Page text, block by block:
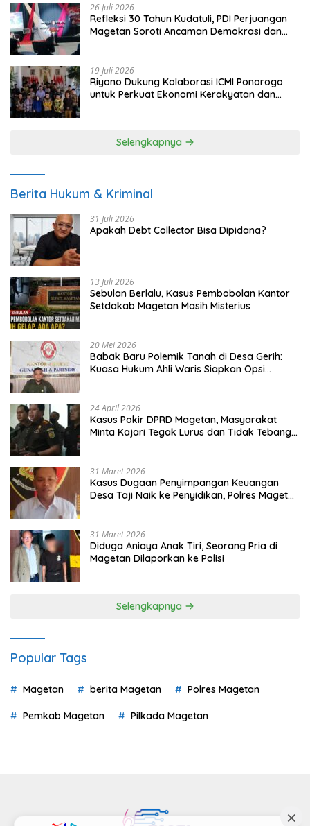
26 Juli 2026
Refleksi 30 Tahun Kudatuli, PDI Perjuangan
Magetan Soroti Ancaman Demokrasi dan
19 Juli 2026
Riyono Dukung Kolaborasi ICMI Ponorogo
untuk Perkuat Ekonomi Kerakyatan dan
Selengkapnya
Berita Hukum & Kriminal
31 Juli 2026
Apakah Debt Collector Bisa Dipidana?
13 Juli 2026
Sebulan Berlalu, Kasus Pembobolan Kantor
Setdakab Magetan Masih Misterius
20 Mei 2026
Babak Baru Polemik Tanah di Desa Gerih:
Kuasa Hukum Ahli Waris Siapkan Opsi
24 April 2026
Kasus Pokir DPRD Magetan, Masyarakat
Minta Kajari Tegak Lurus dan Tidak Tebang
31 Maret 2026
Kasus Dugaan Penyimpangan Keuangan
Desa Taji Naik ke Penyidikan, Polres Magetan
31 Maret 2026
Diduga Aniaya Anak Tiri, Seorang Pria di
Magetan Dilaporkan ke Polisi
Selengkapnya
Popular Tags
Magetan berita Magetan Polres Magetan
Pemkab Magetan Pilkada Magetan